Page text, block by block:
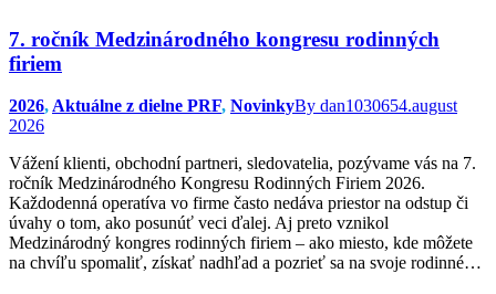
7. ročník Medzinárodného kongresu rodinných
firiem
2026, Aktuálne z dielne PRF, NovinkyBy dan1030654.august
2026
Vážení klienti, obchodní partneri, sledovatelia, pozývame vás na 7.
ročník Medzinárodného Kongresu Rodinných Firiem 2026.
Každodenná operatíva vo firme často nedáva priestor na odstup či
úvahy o tom, ako posunúť veci ďalej. Aj preto vznikol
Medzinárodný kongres rodinných firiem – ako miesto, kde môžete
na chvíľu spomaliť, získať nadhľad a pozrieť sa na svoje rodinné…